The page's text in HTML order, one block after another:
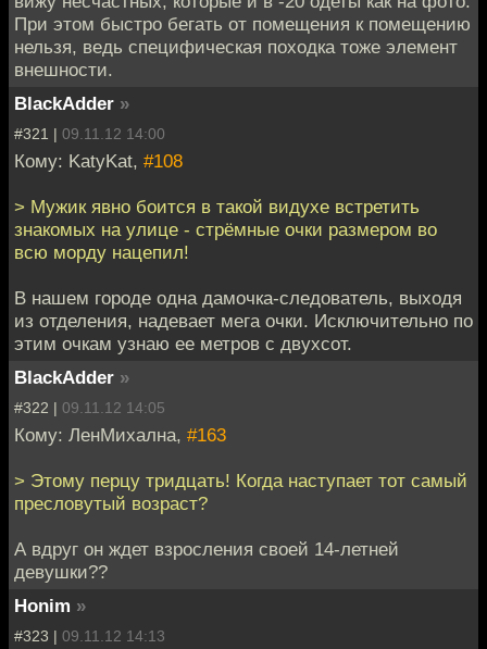
При этом быстро бегать от помещения к помещению
нельзя, ведь специфическая походка тоже элемент
внешности.
BlackAdder »
#321 | 09.11.12 14:00
Кому: KatyKat, #108
> Мужик явно боится в такой видухе встретить
знакомых на улице - стрёмные очки размером во
всю морду нацепил!
В нашем городе одна дамочка-следователь, выходя
из отделения, надевает мега очки. Исключительно по
этим очкам узнаю ее метров с двухсот.
BlackAdder »
#322 | 09.11.12 14:05
Кому: ЛенМихална, #163
> Этому перцу тридцать! Когда наступает тот самый
пресловутый возраст?
А вдруг он ждет взросления своей 14-летней
девушки??
Honim »
#323 | 09.11.12 14:13